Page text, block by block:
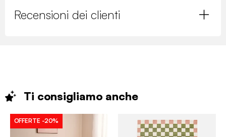
Recensioni dei clienti
Ti consigliamo anche
OFFERTE -20%